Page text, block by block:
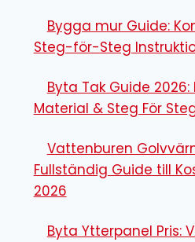
Bygga mur Guide:
Steg-för-Steg
Byta Tak Guide 2026:
Material & Steg För
Vattenburen
Fullständig Guide till
2026
Byta Ytterpanel Pris: